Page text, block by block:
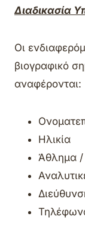
Διαδικασία
Οι
βιογραφικό
αναφέρονται:
Ηλικία
Άθλημα /